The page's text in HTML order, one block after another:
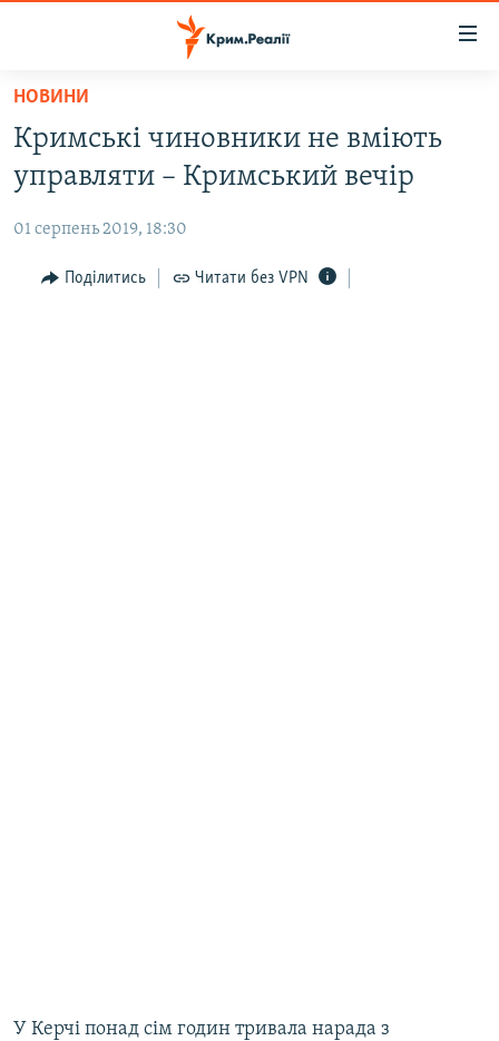
Перейти
основного
матеріалу
Перейти
до
навігації
ВОДА.КРИМ
ВІДЕО ТА ФОТО
ПОЛІТИКА
БЛОГИ
НОВИНИ
Кримські чиновники не вміють
управляти – Кримський вечір
01 серпень 2019, 18:30
Поділитись Читати без VPN
У Керчі понад сім годин тривала нарада з